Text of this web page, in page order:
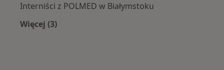
Interniści z POLMED w Białymstoku
Więcej (3)